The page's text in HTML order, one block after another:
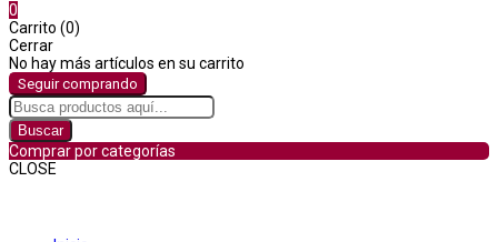
0
Carrito (0)
Cerrar
No hay más artículos en su carrito
Seguir comprando
Buscar
Comprar por categorías
CLOSE